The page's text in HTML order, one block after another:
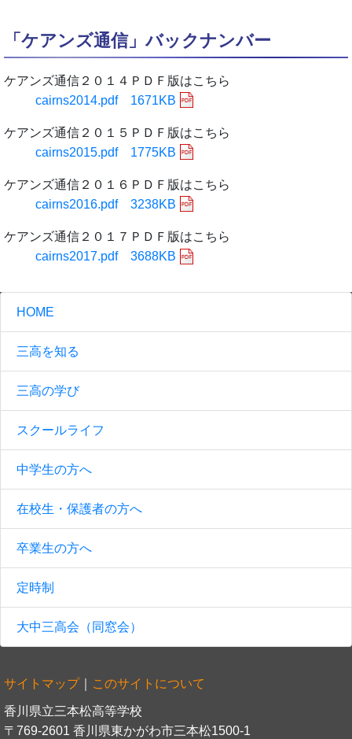
「ケアンズ通信」バックナンバー
ケアンズ通信２０１４ＰＤＦ版はこちら
cairns2014.pdf 1671KB
ケアンズ通信２０１５ＰＤＦ版はこちら
cairns2015.pdf 1775KB
ケアンズ通信２０１６ＰＤＦ版はこちら
cairns2016.pdf 3238KB
ケアンズ通信２０１７ＰＤＦ版はこちら
cairns2017.pdf 3688KB
HOME
三高を知る
三高の学び
スクールライフ
中学生の方へ
在校生・保護者の方へ
卒業生の方へ
定時制
大中三高会（同窓会）
サイトマップ｜ このサイトについて
香川県立三本松高等学校
〒769-2601 香川県東かがわ市三本松1500-1